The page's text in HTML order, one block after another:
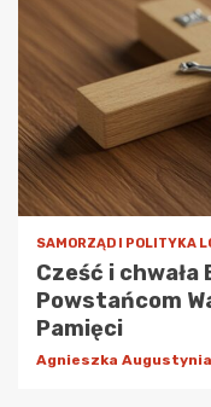
SAMORZĄD I POLITYKA
Cześć i
Powstańcom
Pamięci
Agnieszka